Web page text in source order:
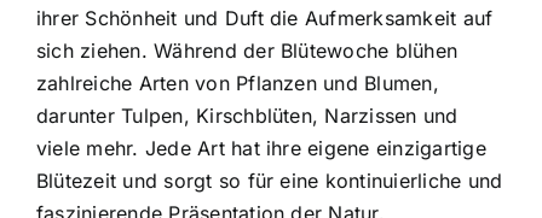
ihrer Schönheit und Duft die Aufmerksamkeit auf
sich ziehen. Während der Blütewoche blühen
zahlreiche Arten von Pflanzen und Blumen,
darunter Tulpen, Kirschblüten, Narzissen und
viele mehr. Jede Art hat ihre eigene einzigartige
Blütezeit und sorgt so für eine kontinuierliche und